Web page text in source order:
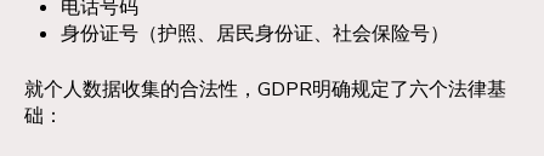
电话号码
身份证号（护照、居民身份证、社会保险号）
就个人数据收集的合法性，GDPR明确规定了六个法律基
础：